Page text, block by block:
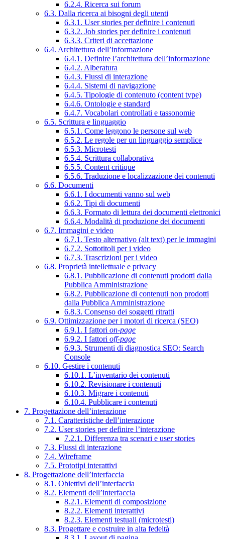
6.2.4. Ricerca sui forum
6.3. Dalla ricerca ai bisogni degli utenti
6.3.1. User stories per definire i contenuti
6.3.2. Job stories per definire i contenuti
6.3.3. Criteri di accettazione
6.4. Architettura dell’informazione
6.4.1. Definire l’architettura dell’informazione
6.4.2. Alberatura
6.4.3. Flussi di interazione
6.4.4. Sistemi di navigazione
6.4.5. Tipologie di contenuto (content type)
6.4.6. Ontologie e standard
6.4.7. Vocabolari controllati e tassonomie
6.5. Scrittura e linguaggio
6.5.1. Come leggono le persone sul web
6.5.2. Le regole per un linguaggio semplice
6.5.3. Microtesti
6.5.4. Scrittura collaborativa
6.5.5. Content critique
6.5.6. Traduzione e localizzazione dei contenuti
6.6. Documenti
6.6.1. I documenti vanno sul web
6.6.2. Tipi di documenti
6.6.3. Formato di lettura dei documenti elettronici
6.6.4. Modalità di produzione dei documenti
6.7. Immagini e video
6.7.1. Testo alternativo (alt text) per le immagini
6.7.2. Sottotitoli per i video
6.7.3. Trascrizioni per i video
6.8. Proprietà intellettuale e privacy
6.8.1. Pubblicazione di contenuti prodotti dalla
Pubblica Amministrazione
6.8.2. Pubblicazione di contenuti non prodotti
dalla Pubblica Amministrazione
6.8.3. Consenso dei soggetti ritratti
6.9. Ottimizzazione per i motori di ricerca (SEO)
6.9.1. I fattori on-page
6.9.2. I fattori off-page
6.9.3. Strumenti di diagnostica SEO: Search
Console
6.10. Gestire i contenuti
6.10.1. L’inventario dei contenuti
6.10.2. Revisionare i contenuti
6.10.3. Migrare i contenuti
6.10.4. Pubblicare i contenuti
7. Progettazione dell’interazione
7.1. Caratteristiche dell’interazione
7.2. User stories per definire l’interazione
7.2.1. Differenza tra scenari e user stories
7.3. Flussi di interazione
7.4. Wireframe
7.5. Prototipi interattivi
8. Progettazione dell’interfaccia
8.1. Obiettivi dell’interfaccia
8.2. Elementi dell’interfaccia
8.2.1. Elementi di composizione
8.2.2. Elementi interattivi
8.2.3. Elementi testuali (microtesti)
8.3. Progettare e costruire in alta fedeltà